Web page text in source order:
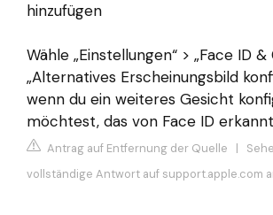
hinzufügen
Wähle „Einstellungen“ > „Face ID &
„Alternatives Erscheinungsbild
wenn du ein weiteres Gesicht
möchtest, das von Face ID
Antrag auf Entfernung der Quelle |
vollständige Antwort auf support.apple.com